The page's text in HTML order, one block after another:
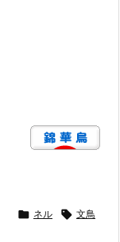
 ネル  文鳥